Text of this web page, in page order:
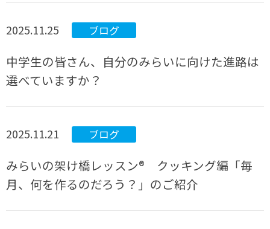
2025.11.25 ブログ
中学生の皆さん、自分のみらいに向けた進路は
選べていますか？
2025.11.21 ブログ
みらいの架け橋レッスン® クッキング編「毎
月、何を作るのだろう？」のご紹介